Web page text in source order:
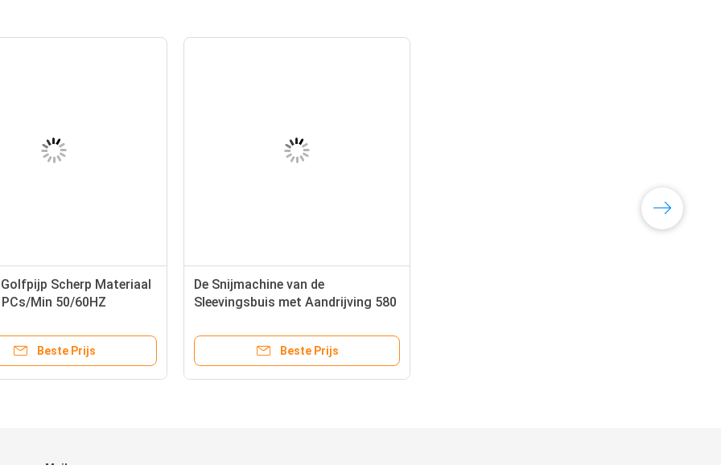
Scherp Materiaal
Min 50/60HZ
Beste Prijs
De Snijmachine van de
Sleevingsbuis met Aandrijving 580
Beste Prijs